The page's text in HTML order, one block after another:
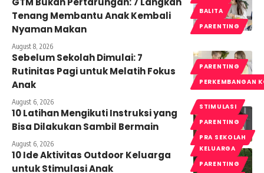
BALITA
PARENTING
Tenang Membantu Anak Kembali
Nyaman Makan
August 8, 2026
PARENTING
PERKEMBANGAN
Sebelum Sekolah Dimulai: 7
Rutinitas Pagi untuk Melatih Fokus
Anak
August 6, 2026
STIMULASI
PARENTING
PRA SEKOLAH
10 Latihan Mengikuti Instruksi yang
Bisa Dilakukan Sambil Bermain
August 6, 2026
KELUARGA
PARENTING
10 Ide Aktivitas Outdoor Keluarga
untuk Stimulasi Anak